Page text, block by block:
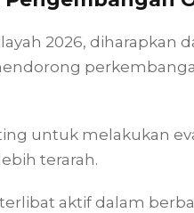
2026, diharapkan
untuk melakukan
terarah.
aktif dalam